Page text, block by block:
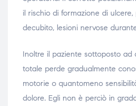
il rischio di formazione di
decubito, lesioni nervose
Inoltre il paziente sottoposto ad
totale perde gradualmente
motorie o quantomeno
dolore. Egli non è perciò in